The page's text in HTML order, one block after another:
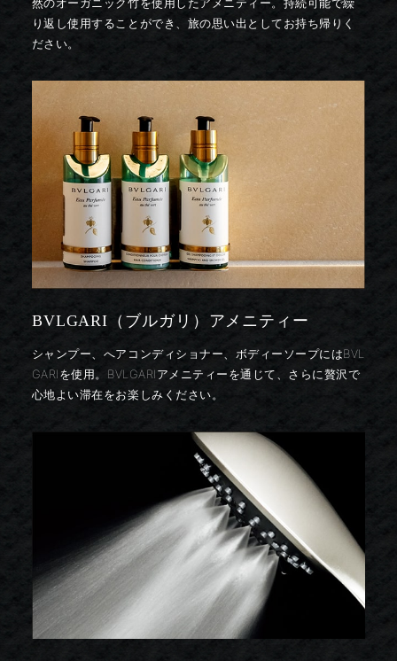
り返し使用することができ、旅の思い出としてお持ち帰りく
ださい。
BVLGARI（ブルガリ）アメニティー
シャンプー、へアコンディショナー、ボディーソープにはBVL
GARIを使用。BVLGARIアメニティーを通じて、さらに贅沢で
心地よい滞在をお楽しみください。